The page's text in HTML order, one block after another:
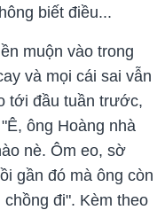
biết điều...
muộn vào trong
và mọi cái sai vẫn
tới đầu tuần trước,
ông Hoàng nhà
nè. Ôm eo, sờ
gần đó mà ông còn
đi". Kèm theo